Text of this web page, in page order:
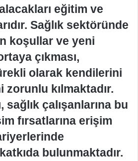
eğitim ve
Sağlık sektöründe
koşullar ve yeni
çıkması,
olarak kendilerini
kılmaktadır.
sağlık çalışanlarına bu
fırsatlarına erişim
bulunmaktadır.